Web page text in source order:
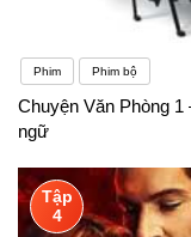
Phim Phim bộ
Chuyện Văn Phòng 1
ngữ
Tập
4